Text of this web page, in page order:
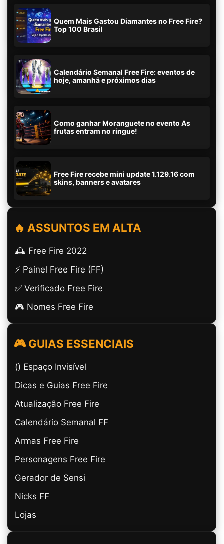
Quem Mais Gastou Diamantes no Free Fire?
Top 100 Brasil
Calendário Semanal Free Fire: eventos de
hoje, amanhã e próximos dias
Como ganhar Moranguete no evento As
frutas entram no ringue!
Free Fire recebe mini update 1.129.16 com
skins, banners e avatares
🔥 ASSUNTOS EM ALTA
🕰️ Free Fire 2022
⚡ Painel Free Fire (FF)
✅ Verificado Free Fire
🎮 Nomes Free Fire
🎮 GUIAS ESSENCIAIS
(ㅤ) Espaço Invisível
Dicas e Guias Free Fire
Atualização Free Fire
Calendário Semanal FF
Armas Free Fire
Personagens Free Fire
Gerador de Sensi
Nicks FF
Lojas